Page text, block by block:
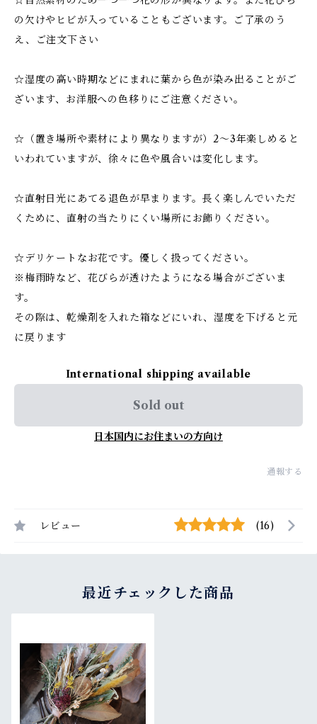
の欠けやヒビが入っていることもございます。ご了承のう
え、ご注文下さい
☆湿度の高い時期などにまれに葉から色が染み出ることがご
ざいます、お洋服への色移りにご注意ください。
☆（置き場所や素材により異なりますが）2～3年楽しめると
いわれていますが、徐々に色や風合いは変化します。
☆直射日光にあてる退色が早まります。長く楽しんでいただ
くために、直射の当たりにくい場所にお飾りください。
☆デリケートなお花です。優しく扱ってください。
※梅雨時など、花びらが透けたようになる場合がございま
す。
その際は、乾燥剤を入れた箱などにいれ、湿度を下げると元
に戻ります
International shipping available
Sold out
日本国内にお住まいの方向け
通報する
レビュー (16)
最近チェックした商品